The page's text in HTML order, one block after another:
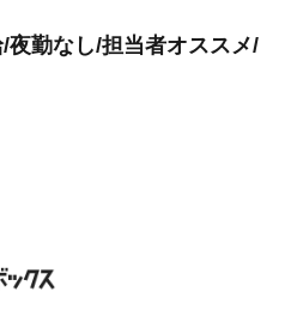
勤なし/担当者オススメ/